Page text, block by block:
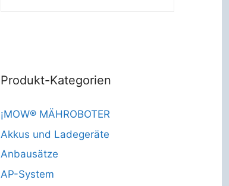
Produkt-Kategorien
¡MOW® MÄHROBOTER
Akkus und Ladegeräte
Anbausätze
AP-System